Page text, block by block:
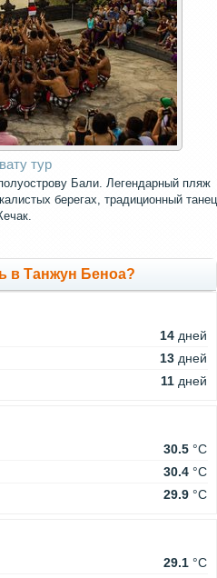
тур
Бали. Легендарный пляж
берегах, традиционный танец
в Танжун Беноа?
14 дней
13 дней
11 дней
30.5 °C
30.4 °C
29.9 °C
29.1 °C